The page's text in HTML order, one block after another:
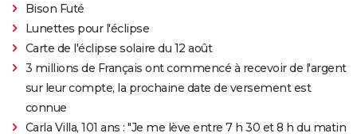
Bison Futé
Lunettes pour l'éclipse
Carte de l'éclipse solaire du 12 août
3 millions de Français ont commencé à recevoir de l'argent
sur leur compte, la prochaine date de versement est
connue
Carla Villa, 101 ans : "Je me lève entre 7 h 30 et 8 h du matin